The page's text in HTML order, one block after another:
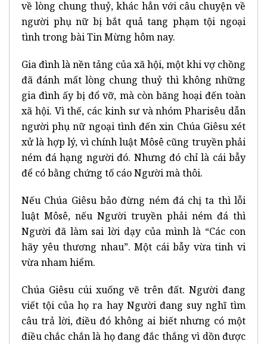
về lòng chung thuỷ, khác hẳn với câu chuyện về
người phụ nữ bị bắt quả tang phạm tội ngoại
tình trong bài Tin Mừng hôm nay.
Gia đình là nền tảng của xã hội, một khi vợ chồng
đã đánh mất lòng chung thuỷ thì không những
gia đình ấy bị đổ vỡ, mà còn băng hoại đến toàn
xã hội. Vì thế, các kinh sư và nhóm Pharisêu dẫn
người phụ nữ ngoại tình đến xin Chúa Giêsu xét
xử là hợp lý, vì chính luật Môsê cũng truyền phải
ném đá hạng người đó. Nhưng đó chỉ là cái bẫy
để có bằng chứng tố cáo Người mà thôi.
Nếu Chúa Giêsu bảo đừng ném đá chị ta thì lỗi
luật Môsê, nếu Người truyền phải ném đá thì
Người đã làm sai lời dạy của mình là “Các con
hãy yêu thương nhau”. Một cái bẫy vừa tinh vi
vừa nham hiểm.
Chúa Giêsu cúi xuống vẽ trên đất. Người đang
viết tội của họ ra hay Người đang suy nghĩ tìm
câu trả lời, điều đó không ai biết nhưng có một
điều chắc chắn là họ đang đắc thắng vì dồn được